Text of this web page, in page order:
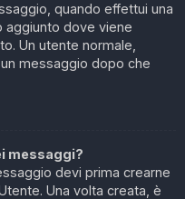
quando effettui una
dove viene
Un utente normale,
messaggio dopo che
messaggi?
devi prima crearne
Una volta creata, è